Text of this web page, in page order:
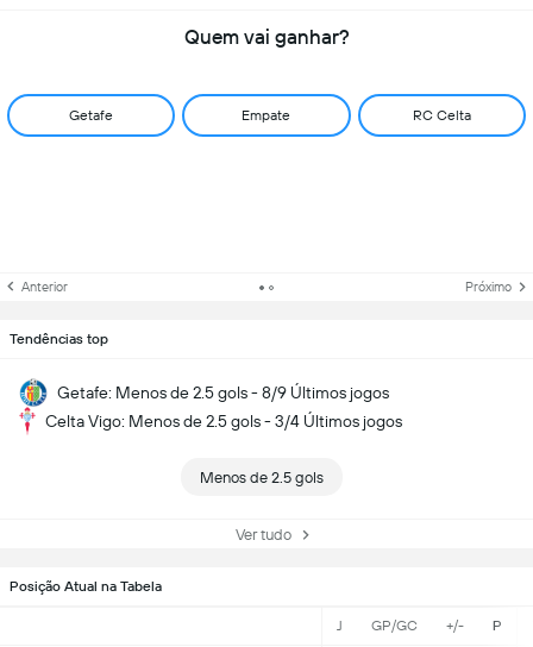
Quem vai ganhar?
Getafe Empate RC Celta
Anterior Próximo
Tendências top
Getafe: Menos de 2.5 gols - 8/9 Últimos jogos
Celta Vigo: Menos de 2.5 gols - 3/4 Últimos jogos
Menos de 2.5 gols
Ver tudo
Posição Atual na Tabela
J GP/GC +/- P